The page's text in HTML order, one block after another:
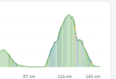
87 км 116 км 145 км